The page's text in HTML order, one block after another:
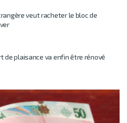
veut racheter le bloc de
de plaisance va enfin être rénové